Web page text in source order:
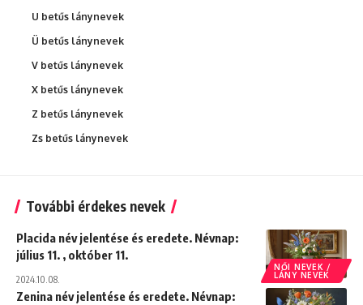
U betűs lánynevek
Ü betűs lánynevek
V betűs lánynevek
X betűs lánynevek
Z betűs lánynevek
Zs betűs lánynevek
További érdekes nevek
NŐI NEVEK /
LÁNY NEVEK
Placida név jelentése és eredete. Névnap:
július 11. , október 11.
2024.10.08.
Zenina név jelentése és eredete. Névnap: